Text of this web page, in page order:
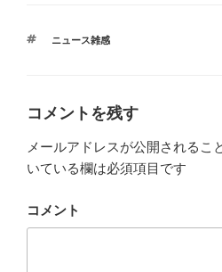
タ
ニュース雑感
コメントを残す
メールアドレスが公開されるこ
いている欄は必須項目です
コメント